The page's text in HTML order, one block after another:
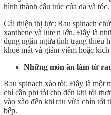
hình thành cấu trúc của da và tóc.
Cải thiện thị lực: Rau spinach
xanthene và lutein lớn. Đây là
dụng ngăn ngừa tình trạng thiếu
khoẻ mắt và giảm viêm hoặc kích
Những món ăn làm từ
Rau spinach xào tỏi: Đây là một
chỉ cần phi tỏi cho đến khi tỏi
vào xào đến khi rau vừa chín tới
bếp.